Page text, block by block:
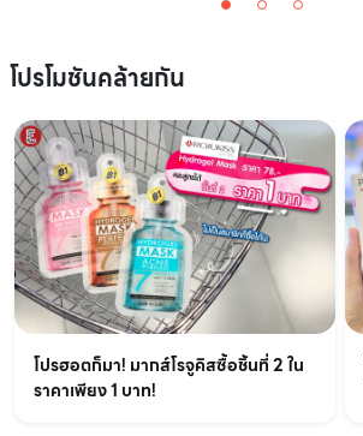
โปรโมชันคล้ายกัน
โปรฮอตก็มา! มากส์โรจูคิสซื้อชิ้นที่ 2 ใน
ราคาเพียง 1 บาท!